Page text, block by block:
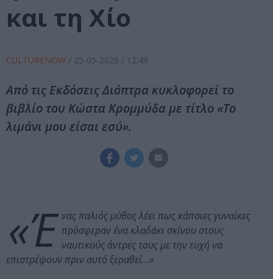
και τη Χίο
CULTURENOW / 25-05-2026 / 12:49
Από τις Εκδόσεις Διόπτρα κυκλοφορεί το
βιβλίο του Κώστα Κρομμύδα με τίτλο «Το
λιμάνι μου είσαι εσύ».
«Έ νας παλιός μύθος λέει πως κάποιες γυναίκες
πρόσφεραν ένα κλαδάκι σκίνου στους
ναυτικούς άντρες τους με την ευχή να
επιστρέψουν πριν αυτό ξεραθεί…»